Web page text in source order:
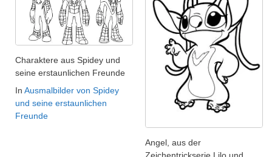
Charaktere aus Spidey und
seine erstaunlichen Freunde
In Ausmalbilder von Spidey
und seine erstaunlichen
Freunde
Angel, aus der
Zeichentrickserie Lilo und